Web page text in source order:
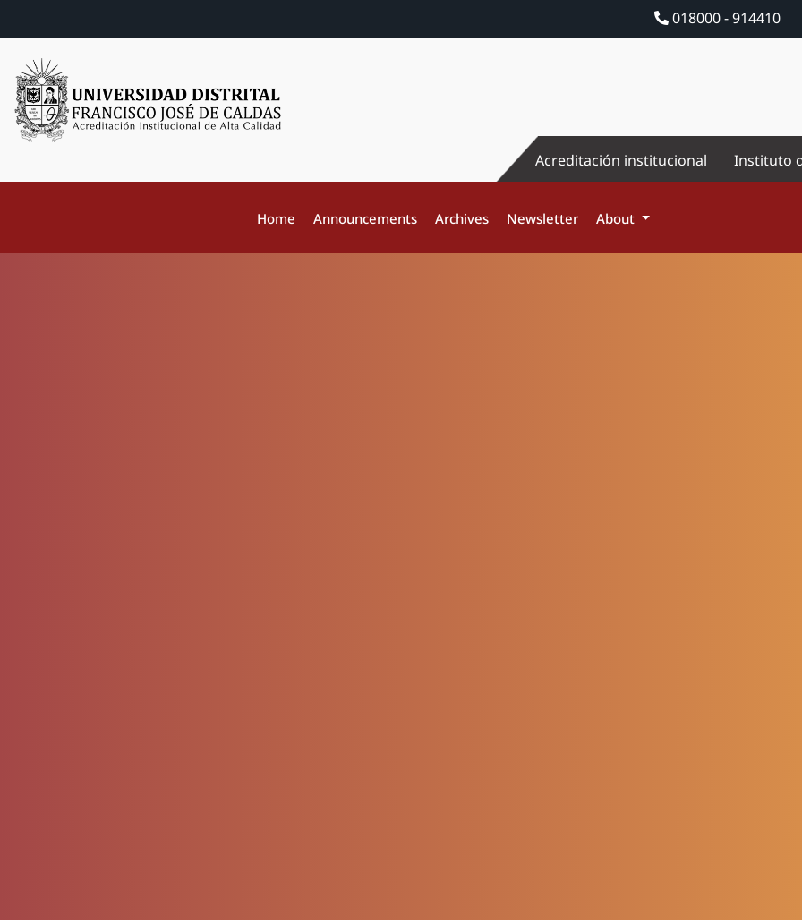
018000 - 914410
Acreditación institucional Instituto
Home Announcements Archives Newsletter About